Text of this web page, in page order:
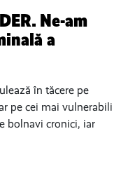
Ne-am
a
în tăcere pe
pe cei mai vulnerabili
bolnavi cronici, iar